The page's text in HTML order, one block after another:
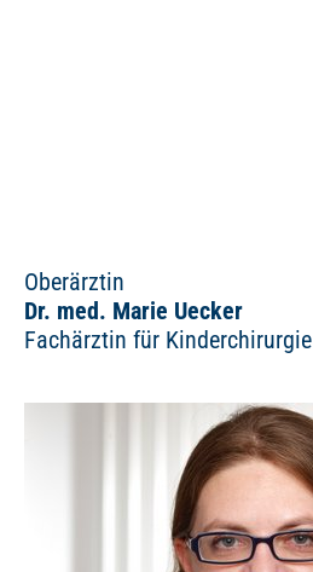
Oberärztin
Dr. med. Marie Uecker
Fachärztin für Kinderchirurgie